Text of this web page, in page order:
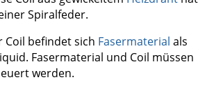
Spiralfeder.
Coil befindet sich Fasermaterial als
Fasermaterial und Coil müssen
werden.